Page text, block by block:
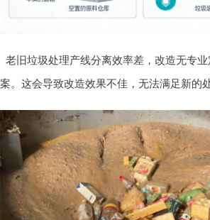
老旧垃圾处理产线分离效率差，改造无专
案。这会导致改造效果不佳，无法满足新的